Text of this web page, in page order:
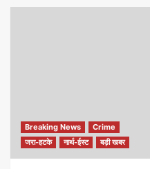
Breaking News
Crime
जरा-हटके
नार्थ-ईस्ट बड़ी खबर